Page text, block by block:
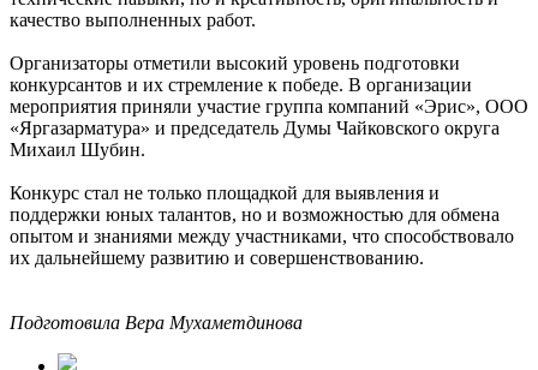
качество выполненных работ.
Организаторы отметили высокий уровень подготовки
конкурсантов и их стремление к победе. В организации
мероприятия приняли участие группа компаний «Эрис», ООО
«Яргазарматура» и председатель Думы Чайковского округа
Михаил Шубин.
Конкурс стал не только площадкой для выявления и
поддержки юных талантов, но и возможностью для обмена
опытом и знаниями между участниками, что способствовало
их дальнейшему развитию и совершенствованию.
Подготовила Вера Мухаметдинова